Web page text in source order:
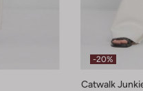
-20%
Catwalk